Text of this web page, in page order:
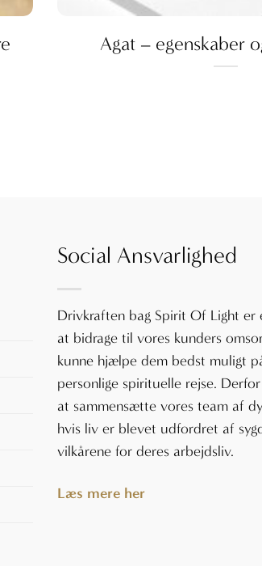
Agat – egenskaber
Social Ansvarlighed
Drivkraften bag Spirit Of Light
at bidrage til vores kunders
kunne hjælpe dem bedst muligt
personlige spirituelle rejse.
at sammensætte vores team af
hvis liv er blevet udfordret af
vilkårene for deres arbejdsliv.
Læs mere her